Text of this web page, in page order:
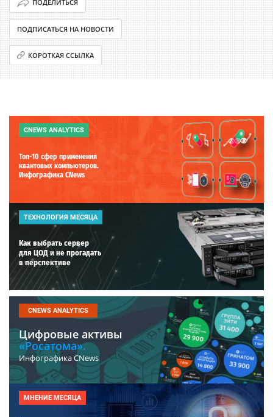
ПОДЕЛИТЬСЯ
ПОДПИСАТЬСЯ НА НОВОСТИ
КОРОТКАЯ ССЫЛКА
CNEWS ANALYTICS
Топ-10 сфер применения
квантовых компьютеров.
Инфографика CNews
ТЕХНОЛОГИЯ МЕСЯЦА
Как выбрать сервер
для ЦОД и не прогадать
в перспективе
CNEWS ANALYTICS
Цифровые активы
«Росатома».
Инфографика CNews
МНЕНИЕ МЕСЯЦА